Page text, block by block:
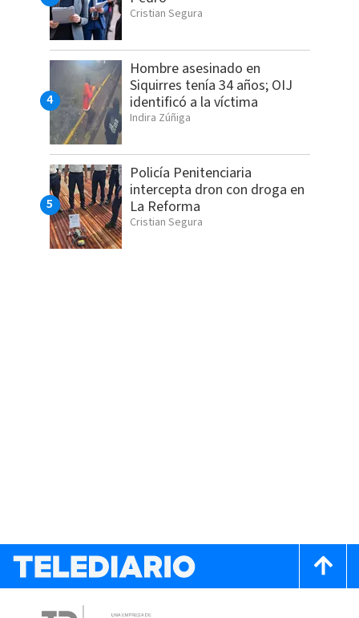
Cristian Segura
Hombre asesinado en
Siquirres tenía 34 años; OIJ
identificó a la víctima
Indira Zúñiga
Policía Penitenciaria
intercepta dron con droga en
La Reforma
Cristian Segura